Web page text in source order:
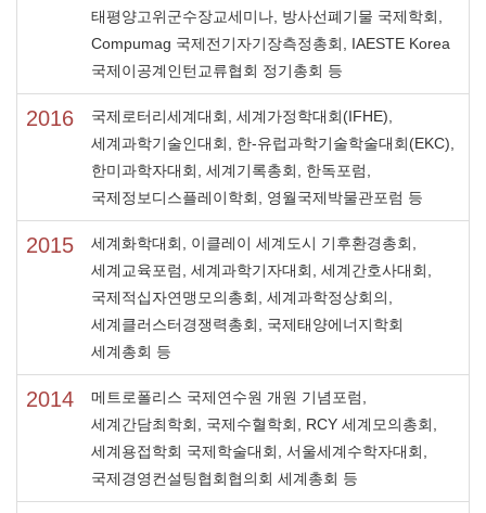
태평양고위군수장교세미나, 방사선폐기물 국제학회,
Compumag 국제전기자기장측정총회, IAESTE Korea
국제이공계인턴교류협회 정기총회 등
2016
국제로터리세계대회, 세계가정학대회(IFHE),
세계과학기술인대회, 한-유럽과학기술학술대회(EKC),
한미과학자대회, 세계기록총회, 한독포럼,
국제정보디스플레이학회, 영월국제박물관포럼 등
2015
세계화학대회, 이클레이 세계도시 기후환경총회,
세계교육포럼, 세계과학기자대회, 세계간호사대회,
국제적십자연맹모의총회, 세계과학정상회의,
세계클러스터경쟁력총회, 국제태양에너지학회
세계총회 등
2014
메트로폴리스 국제연수원 개원 기념포럼,
세계간담최학회, 국제수혈학회, RCY 세계모의총회,
세계용접학회 국제학술대회, 서울세계수학자대회,
국제경영컨설팅협회협의회 세계총회 등